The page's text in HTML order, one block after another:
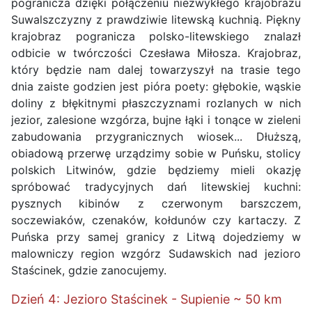
Suwalszczyzny z prawdziwie litewską kuchnią. Piękny
krajobraz pogranicza polsko-litewskiego znalazł
odbicie w twórczości Czesława Miłosza. Krajobraz,
który będzie nam dalej towarzyszył na trasie tego
dnia zaiste godzien jest pióra poety: głębokie, wąskie
doliny z błękitnymi płaszczyznami rozlanych w nich
jezior, zalesione wzgórza, bujne łąki i tonące w zieleni
zabudowania przygranicznych wiosek... Dłuższą,
obiadową przerwę urządzimy sobie w Puńsku, stolicy
polskich Litwinów, gdzie będziemy mieli okazję
spróbować tradycyjnych dań litewskiej kuchni:
pysznych kibinów z czerwonym barszczem,
soczewiaków, czenaków, kołdunów czy kartaczy. Z
Puńska przy samej granicy z Litwą dojedziemy w
malowniczy region wzgórz Sudawskich nad jezioro
Staścinek, gdzie zanocujemy.
Dzień 4: Jezioro Staścinek - Supienie ~ 50 km